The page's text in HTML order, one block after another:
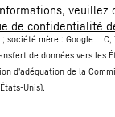
veuillez
de confidentialité
société mère : Google
de données vers les
d'adéquation de la
Unis).